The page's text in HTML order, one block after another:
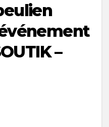
–